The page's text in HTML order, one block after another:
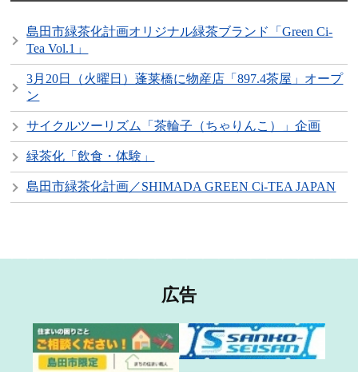
島田市緑茶化計画オリジナル緑茶ブランド「Green Ci-
Tea Vol.1」
3月20日（火曜日）蓬莱橋に物産店「897.4茶屋」オープ
ン
サイクルツーリズム「茶輪子（ちゃりんこ）」企画
緑茶化「飲食・体験」
島田市緑茶化計画／SHIMADA GREEN Ci-TEA JAPAN
広告